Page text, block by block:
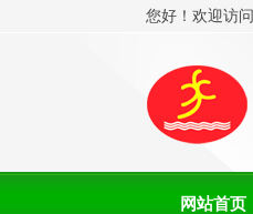
您好！欢迎访问
网站首页